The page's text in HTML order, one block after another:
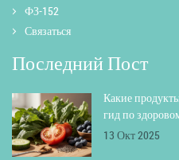
ФЗ-152
Связаться
Последний Пост
Какие
гид по
13 Окт 2025